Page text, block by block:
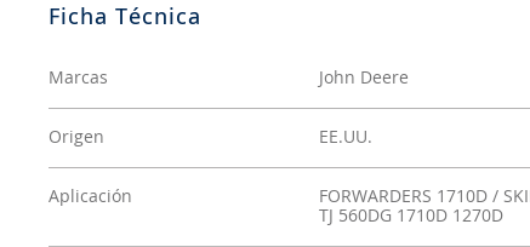
Marcas John Deere
Origen EE.UU.
Aplicación
FORWARDERS 1710D /
TJ 560DG 1710D 1270D